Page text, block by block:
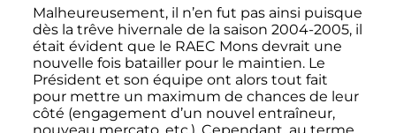
Malheureusement, il n’en fut pas ainsi puisque
dès la trêve hivernale de la saison 2004-2005, il
était évident que le RAEC Mons devrait une
nouvelle fois batailler pour le maintien. Le
Président et son équipe ont alors tout fait
pour mettre un maximum de chances de leur
côté (engagement d’un nouvel entraîneur,
nouveau mercato, etc.). Cependant, au terme